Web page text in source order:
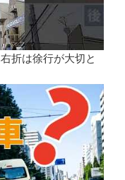
右折は徐行が大切と